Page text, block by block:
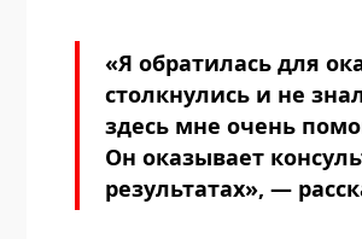
«Я обратилась для
столкнулись и не
здесь мне очень
Он оказывает
результатах», —